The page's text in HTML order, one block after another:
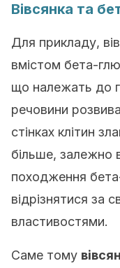
Вівсянка та
Для прикладу,
вмістом бета-
що належать до
речовини
стінках клітин
більше, залежно
походження
відрізнятися за
властивостями.
Саме тому